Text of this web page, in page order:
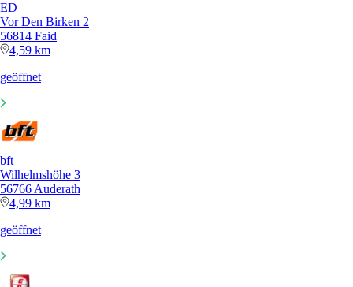
ED
Vor Den Birken 2
56814 Faid
4,59 km
geöffnet
bft
Wilhelmshöhe 3
56766 Auderath
4,99 km
geöffnet